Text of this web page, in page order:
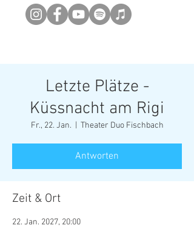
Letzte Plätze -
Küssnacht am Rigi
Fr., 22. Jan. Theater Duo Fischbach
Antworten
Zeit & Ort
22. Jan. 2027, 20:00